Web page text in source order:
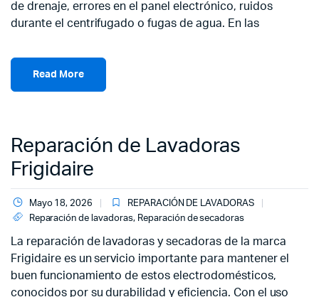
de drenaje, errores en el panel electrónico, ruidos
durante el centrifugado o fugas de agua. En las
Read More
Reparación de Lavadoras
Frigidaire
Mayo 18, 2026
REPARACIÓN DE LAVADORAS
Reparación de lavadoras, Reparación de secadoras
La reparación de lavadoras y secadoras de la marca
Frigidaire es un servicio importante para mantener el
buen funcionamiento de estos electrodomésticos,
conocidos por su durabilidad y eficiencia. Con el uso